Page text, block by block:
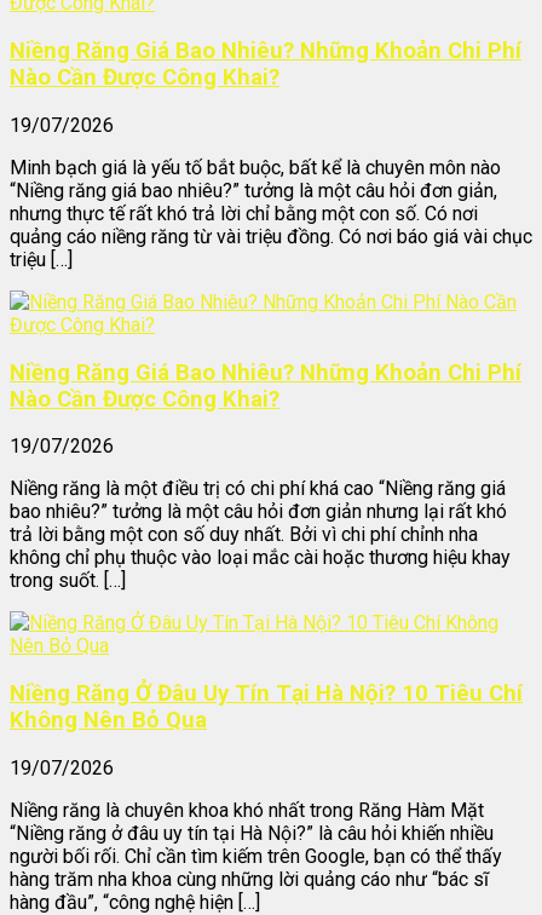
Niềng Răng Giá Bao Nhiêu? Những Khoản Chi Phí
Nào Cần Được Công Khai?
19/07/2026
Minh bạch giá là yếu tố bắt buộc, bất kể là chuyên môn nào
“Niềng răng giá bao nhiêu?” tưởng là một câu hỏi đơn giản,
nhưng thực tế rất khó trả lời chỉ bằng một con số. Có nơi
quảng cáo niềng răng từ vài triệu đồng. Có nơi báo giá vài chục
triệu […]
Niềng Răng Giá Bao Nhiêu? Những Khoản Chi Phí
Nào Cần Được Công Khai?
19/07/2026
Niềng răng là một điều trị có chi phí khá cao “Niềng răng giá
bao nhiêu?” tưởng là một câu hỏi đơn giản nhưng lại rất khó
trả lời bằng một con số duy nhất. Bởi vì chi phí chỉnh nha
không chỉ phụ thuộc vào loại mắc cài hoặc thương hiệu khay
trong suốt. […]
Niềng Răng Ở Đâu Uy Tín Tại Hà Nội? 10 Tiêu Chí
Không Nên Bỏ Qua
19/07/2026
Niềng răng là chuyên khoa khó nhất trong Răng Hàm Mặt
“Niềng răng ở đâu uy tín tại Hà Nội?” là câu hỏi khiến nhiều
người bối rối. Chỉ cần tìm kiếm trên Google, bạn có thể thấy
hàng trăm nha khoa cùng những lời quảng cáo như “bác sĩ
hàng đầu”, “công nghệ hiện […]